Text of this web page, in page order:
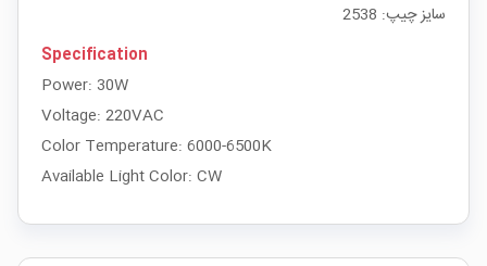
سایز چیپ: 2538
Specification
Power: 30W
Voltage: 220VAC
Color Temperature: 6000-6500K
Available Light Color: CW